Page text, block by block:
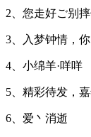
2、您走好ご别摔
3、入梦钟情，
4、小绵羊·咩咩
5、精彩待发，
6、爱丶消逝